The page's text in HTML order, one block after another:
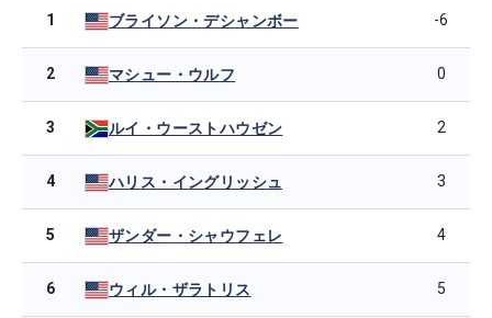
1 ブライソン・デシャンボー -6
2 マシュー・ウルフ 0
3 ルイ・ウーストハウゼン 2
4 ハリス・イングリッシュ 3
5 ザンダー・シャウフェレ 4
6 ウィル・ザラトリス 5